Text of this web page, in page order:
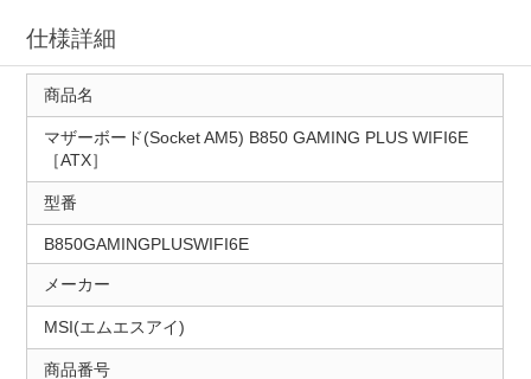
仕様詳細
商品名
マザーボード(Socket AM5) B850 GAMING PLUS WIFI6E
［ATX］
型番
B850GAMINGPLUSWIFI6E
メーカー
MSI(エムエスアイ)
商品番号